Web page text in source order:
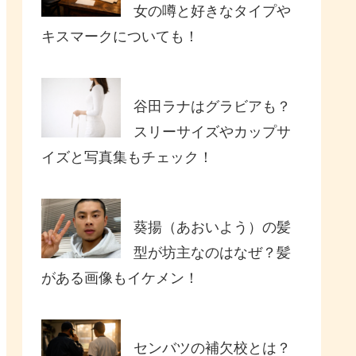
女の噂と好きなタイプや
キスマークについても！
谷田ラナはグラビアも？
スリーサイズやカップサ
イズと写真集もチェック！
葵揚（あおいよう）の髪
型が坊主なのはなぜ？髪
がある画像もイケメン！
センバツの補欠校とは？